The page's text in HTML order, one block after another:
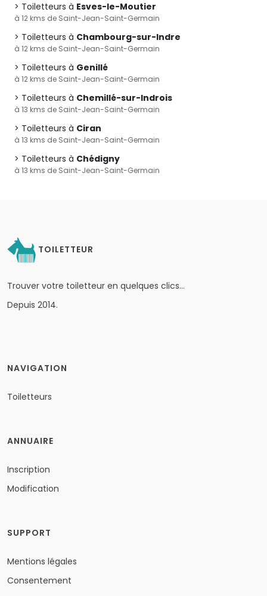
Toiletteurs à Esves-le-Moutier
à 12 kms de Saint-Jean-Saint-Germain
Toiletteurs à Chambourg-sur-Indre
à 12 kms de Saint-Jean-Saint-Germain
Toiletteurs à Genillé
à 12 kms de Saint-Jean-Saint-Germain
Toiletteurs à Chemillé-sur-Indrois
à 13 kms de Saint-Jean-Saint-Germain
Toiletteurs à Ciran
à 13 kms de Saint-Jean-Saint-Germain
Toiletteurs à Chédigny
à 13 kms de Saint-Jean-Saint-Germain
TOILETTEUR
Trouver votre toiletteur en quelques clics…
Depuis 2014.
NAVIGATION
Toiletteurs
ANNUAIRE
Inscription
Modification
SUPPORT
Mentions légales
Consentement